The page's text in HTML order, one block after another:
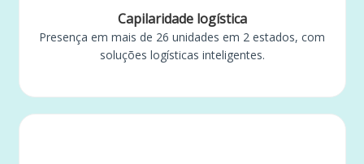
Capilaridade logística
Presença em mais de 26 unidades em 2 estados, com
soluções logísticas inteligentes.